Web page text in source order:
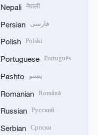
Nepali नेपाली
Persian فارسی
Polish Polski
Portuguese Português
Pashto پښتو
Romanian Română
Russian Русский
Serbian Српски